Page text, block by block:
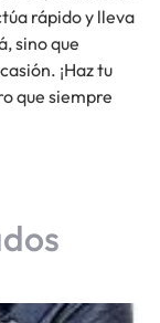
rápido y lleva
sino que
¡Haz tu
que siempre